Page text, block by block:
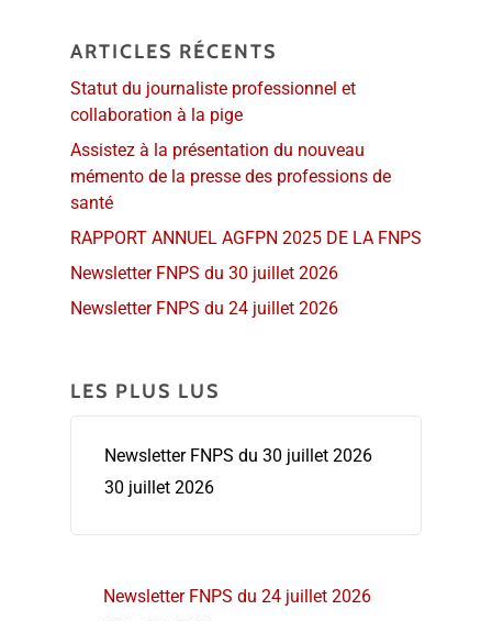
ARTICLES RÉCENTS
Statut du journaliste professionnel et
collaboration à la pige
Assistez à la présentation du nouveau
mémento de la presse des professions de
santé
RAPPORT ANNUEL AGFPN 2025 DE LA FNPS
Newsletter FNPS du 30 juillet 2026
Newsletter FNPS du 24 juillet 2026
LES PLUS LUS
Newsletter FNPS du 30 juillet 2026
30 juillet 2026
Newsletter FNPS du 24 juillet 2026